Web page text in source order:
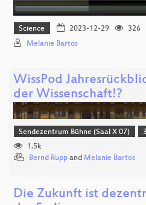
Science 2023-12-29
326
Melanie Bartos
​WissPod
der Wissenschaft!?
Sendezentrum Bühne (Saal X 07)
1.5k
Bernd Rupp and Melanie Bartos
Die Zukunft ist